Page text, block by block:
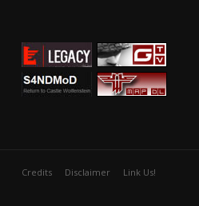
Credits Disclaimer Link Us!